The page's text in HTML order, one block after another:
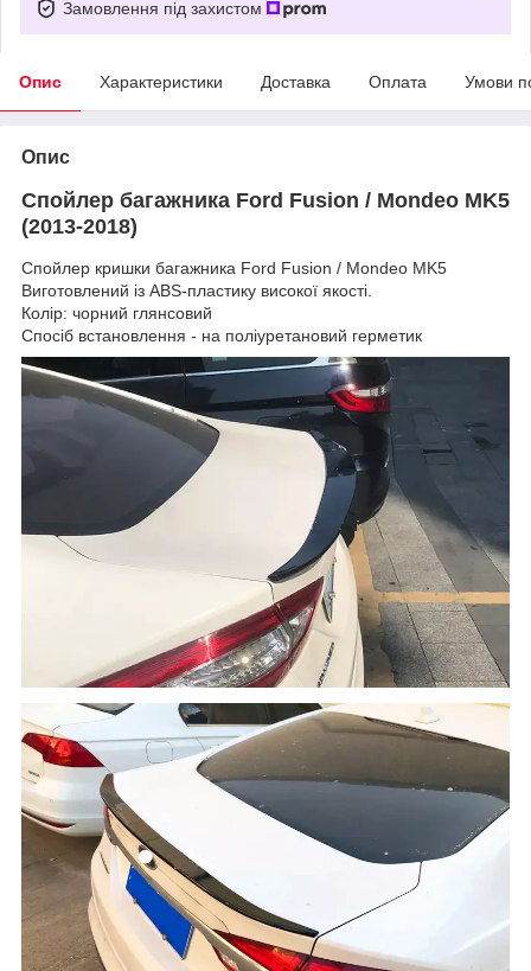
Замовлення під захистом
Опис Характеристики Доставка Оплата Умови
Опис
Спойлер багажника Ford Fusion / Mondeo MK5
(2013-2018)
Спойлер кришки багажника Ford Fusion / Mondeo MK5
Виготовлений із ABS-пластику високої якості.
Колір: чорний глянсовий
Спосіб встановлення - на поліуретановий герметик